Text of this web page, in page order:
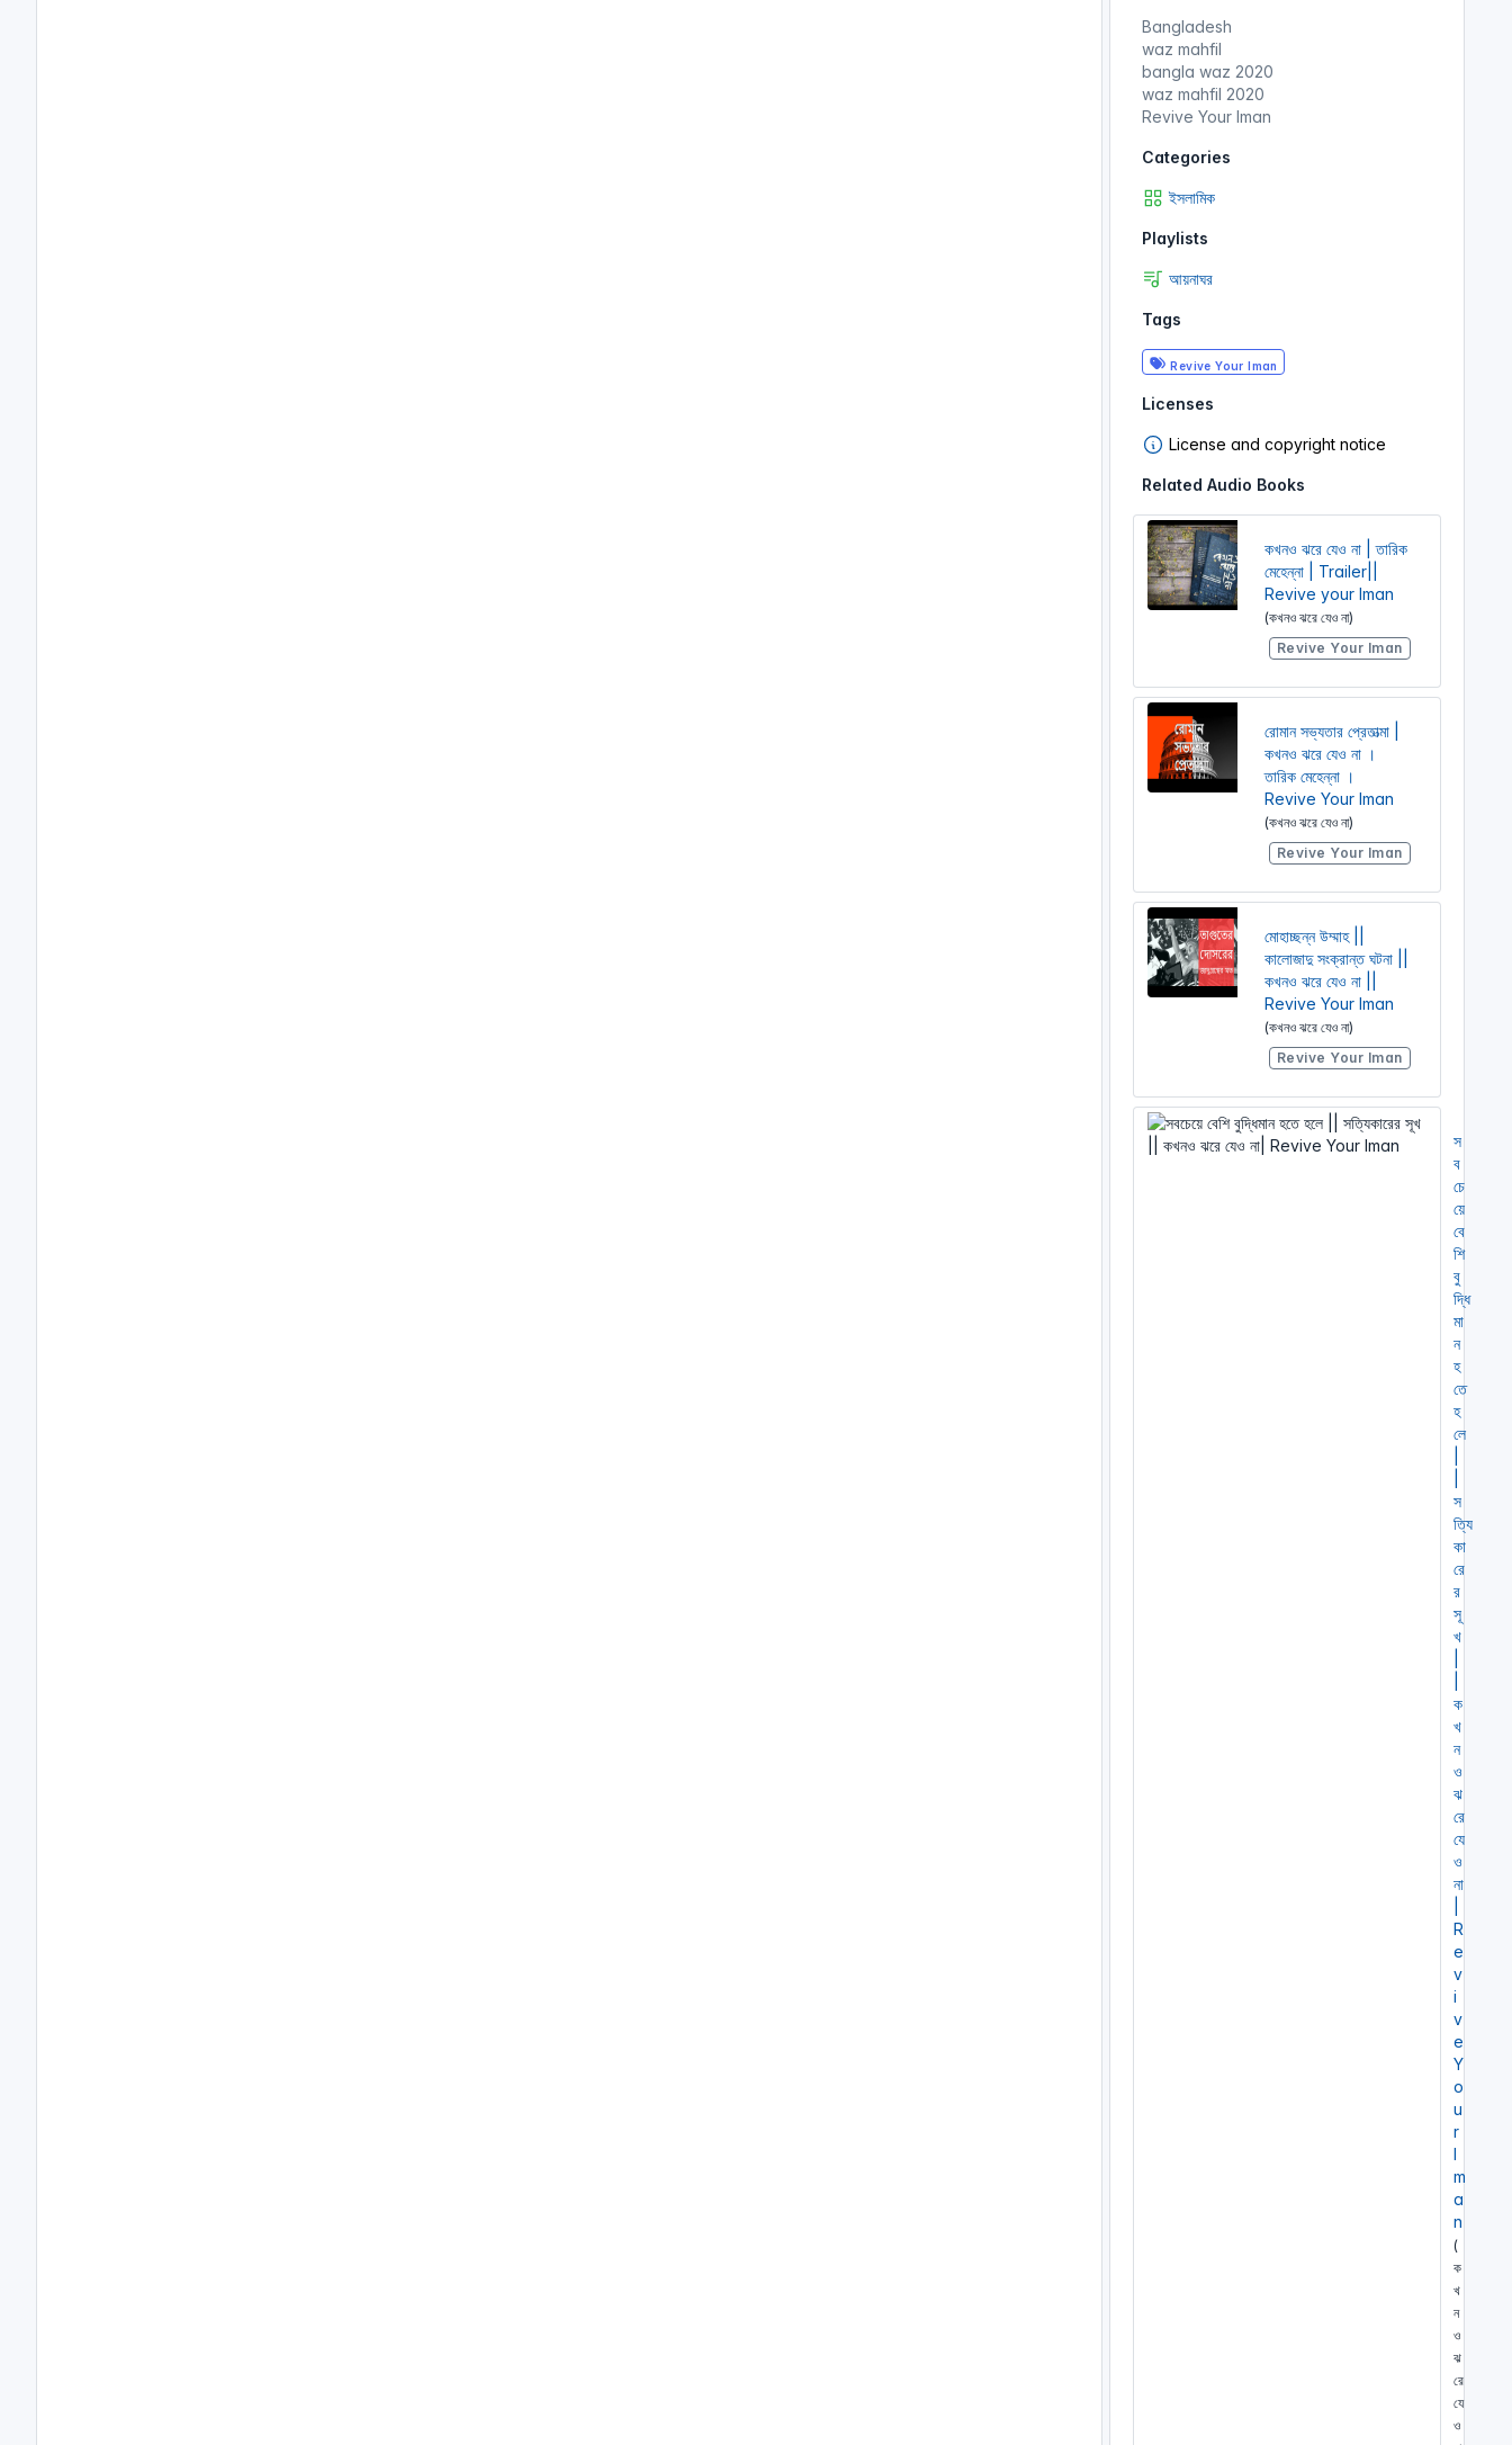
Bangladesh
waz mahfil
bangla waz 2020
waz mahfil 2020
Revive Your Iman
Categories
ইসলামিক
Playlists
আয়নাঘর
Tags
Revive Your Iman
Licenses
License and copyright notice
Related Audio Books
কখনও ঝরে যেও না | তারিক
মেহেন্না | Trailer||
Revive your Iman
(কখনও ঝরে যেও না)
Revive Your Iman
রোমান সভ্যতার প্রেতাত্মা |
কখনও ঝরে যেও না ।
তারিক মেহেন্না ।
Revive Your Iman
(কখনও ঝরে যেও না)
Revive Your Iman
মোহাচ্ছন্ন উম্মাহ ||
কালোজাদু সংক্রান্ত ঘটনা ||
কখনও ঝরে যেও না ||
Revive Your Iman
(কখনও ঝরে যেও না)
Revive Your Iman
স
ব
চে
য়ে
বে
শি
বু
দ্ধি
মা
ন
হ
তে
হ
লে
স
ত্যি
কা
রে
র
সূ
খ
ক
খ
ন
ও
ঝ
রে
যে
ও
না
R
e
v
i
v
e
Y
o
u
r
I
m
a
n
(
ক
খ
ন
ও
ঝ
রে
যে
ও